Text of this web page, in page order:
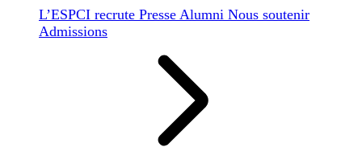
L’ESPCI recrute Presse Alumni Nous soutenir
Admissions